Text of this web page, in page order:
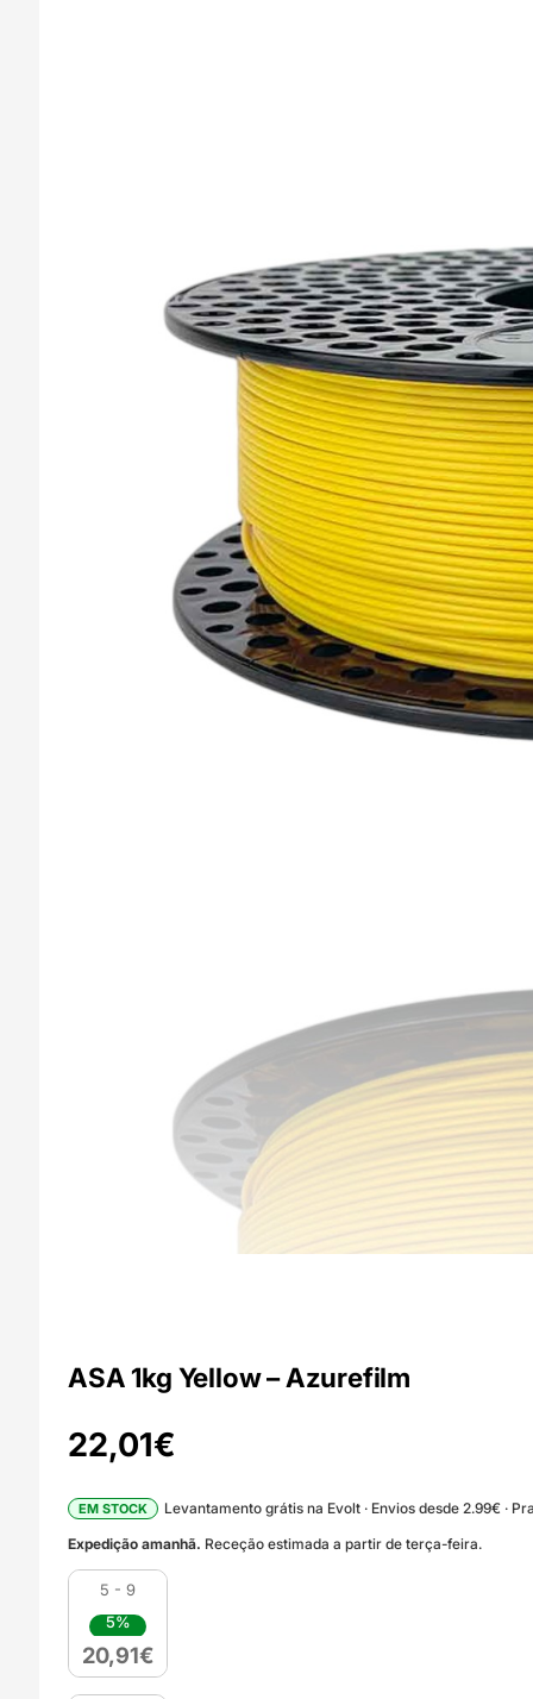
ASA 1kg Yellow – Azurefilm
22,01€
EM STOCK
Levantamento grátis na Evolt · Envios desde 2.99€ ·
Expedição amanhã. Receção estimada a partir de terça-feira.
5 - 9
5%
20,91€